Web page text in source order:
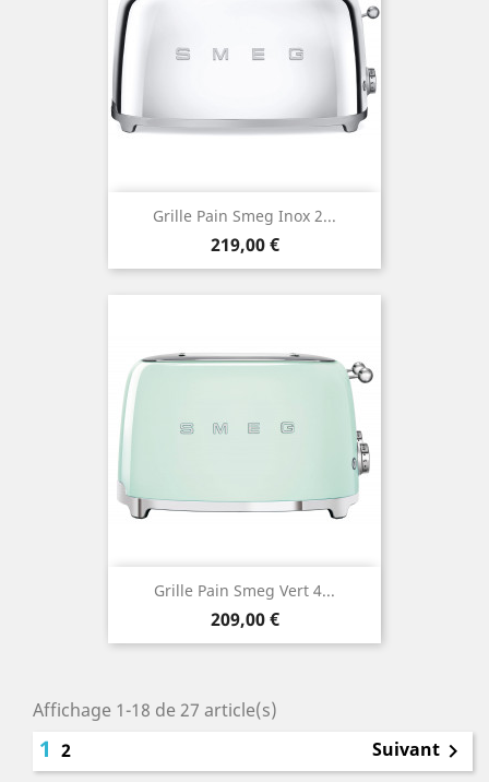
Grille Pain Smeg Inox 2...
Prix
219,00 €
Grille Pain Smeg Vert 4...
Prix
209,00 €
Affichage 1-18 de 27 article(s)
1 2 Suivant 